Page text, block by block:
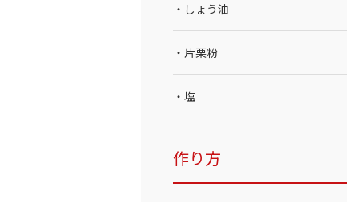
・しょう油
・片栗粉
・塩
作り方